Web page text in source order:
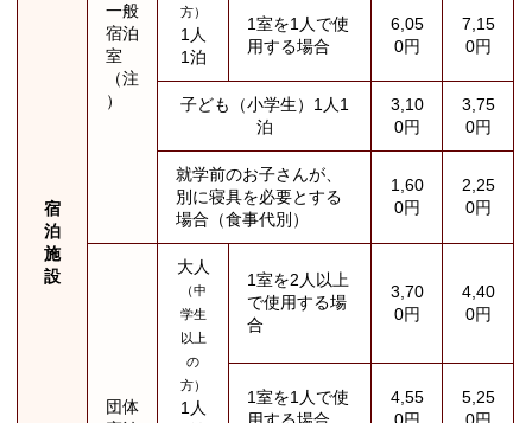
宿
泊
施
設
一般
宿泊
室
（注
）
方）
1人
1泊
1室を1人で使
用する場合
6,05
0円
7,15
0円
子ども（小学生）1人1
泊
3,10
0円
3,75
0円
就学前のお子さんが、
別に寝具を必要とする
場合（食事代別）
1,60
0円
2,25
0円
団体
大人
（中
学生
以上
の
方）
1人
1室を2人以上
で使用する場
合
3,70
0円
4,40
0円
1室を1人で使
4,55
5,25